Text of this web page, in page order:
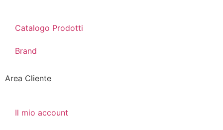
Catalogo Prodotti
Brand
Area Cliente
Il mio account